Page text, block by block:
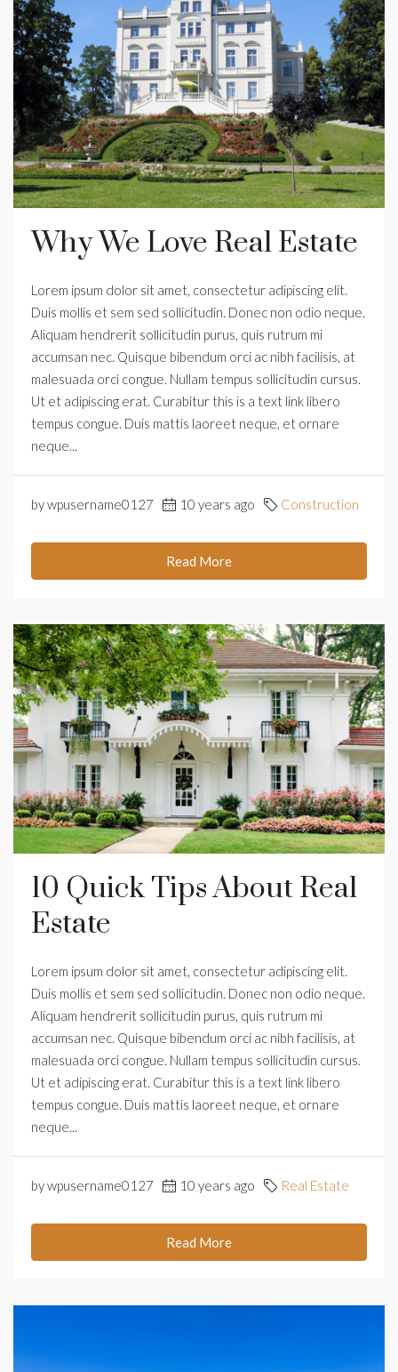
Why We Love Real Estate
Lorem ipsum dolor sit amet, consectetur adipiscing elit.
Duis mollis et sem sed sollicitudin. Donec non odio neque.
Aliquam hendrerit sollicitudin purus, quis rutrum mi
accumsan nec. Quisque bibendum orci ac nibh facilisis, at
malesuada orci congue. Nullam tempus sollicitudin cursus.
Ut et adipiscing erat. Curabitur this is a text link libero
tempus congue. Duis mattis laoreet neque, et ornare
neque...
by wpusername0127 10 years ago Construction
Read More
10 Quick Tips About Real
Estate
Lorem ipsum dolor sit amet, consectetur adipiscing elit.
Duis mollis et sem sed sollicitudin. Donec non odio neque.
Aliquam hendrerit sollicitudin purus, quis rutrum mi
accumsan nec. Quisque bibendum orci ac nibh facilisis, at
malesuada orci congue. Nullam tempus sollicitudin cursus.
Ut et adipiscing erat. Curabitur this is a text link libero
tempus congue. Duis mattis laoreet neque, et ornare
neque...
by wpusername0127 10 years ago Real Estate
Read More